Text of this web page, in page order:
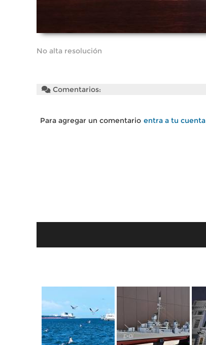
No alta resolución
Comentarios:
Para agregar un comentario entra a tu cuenta